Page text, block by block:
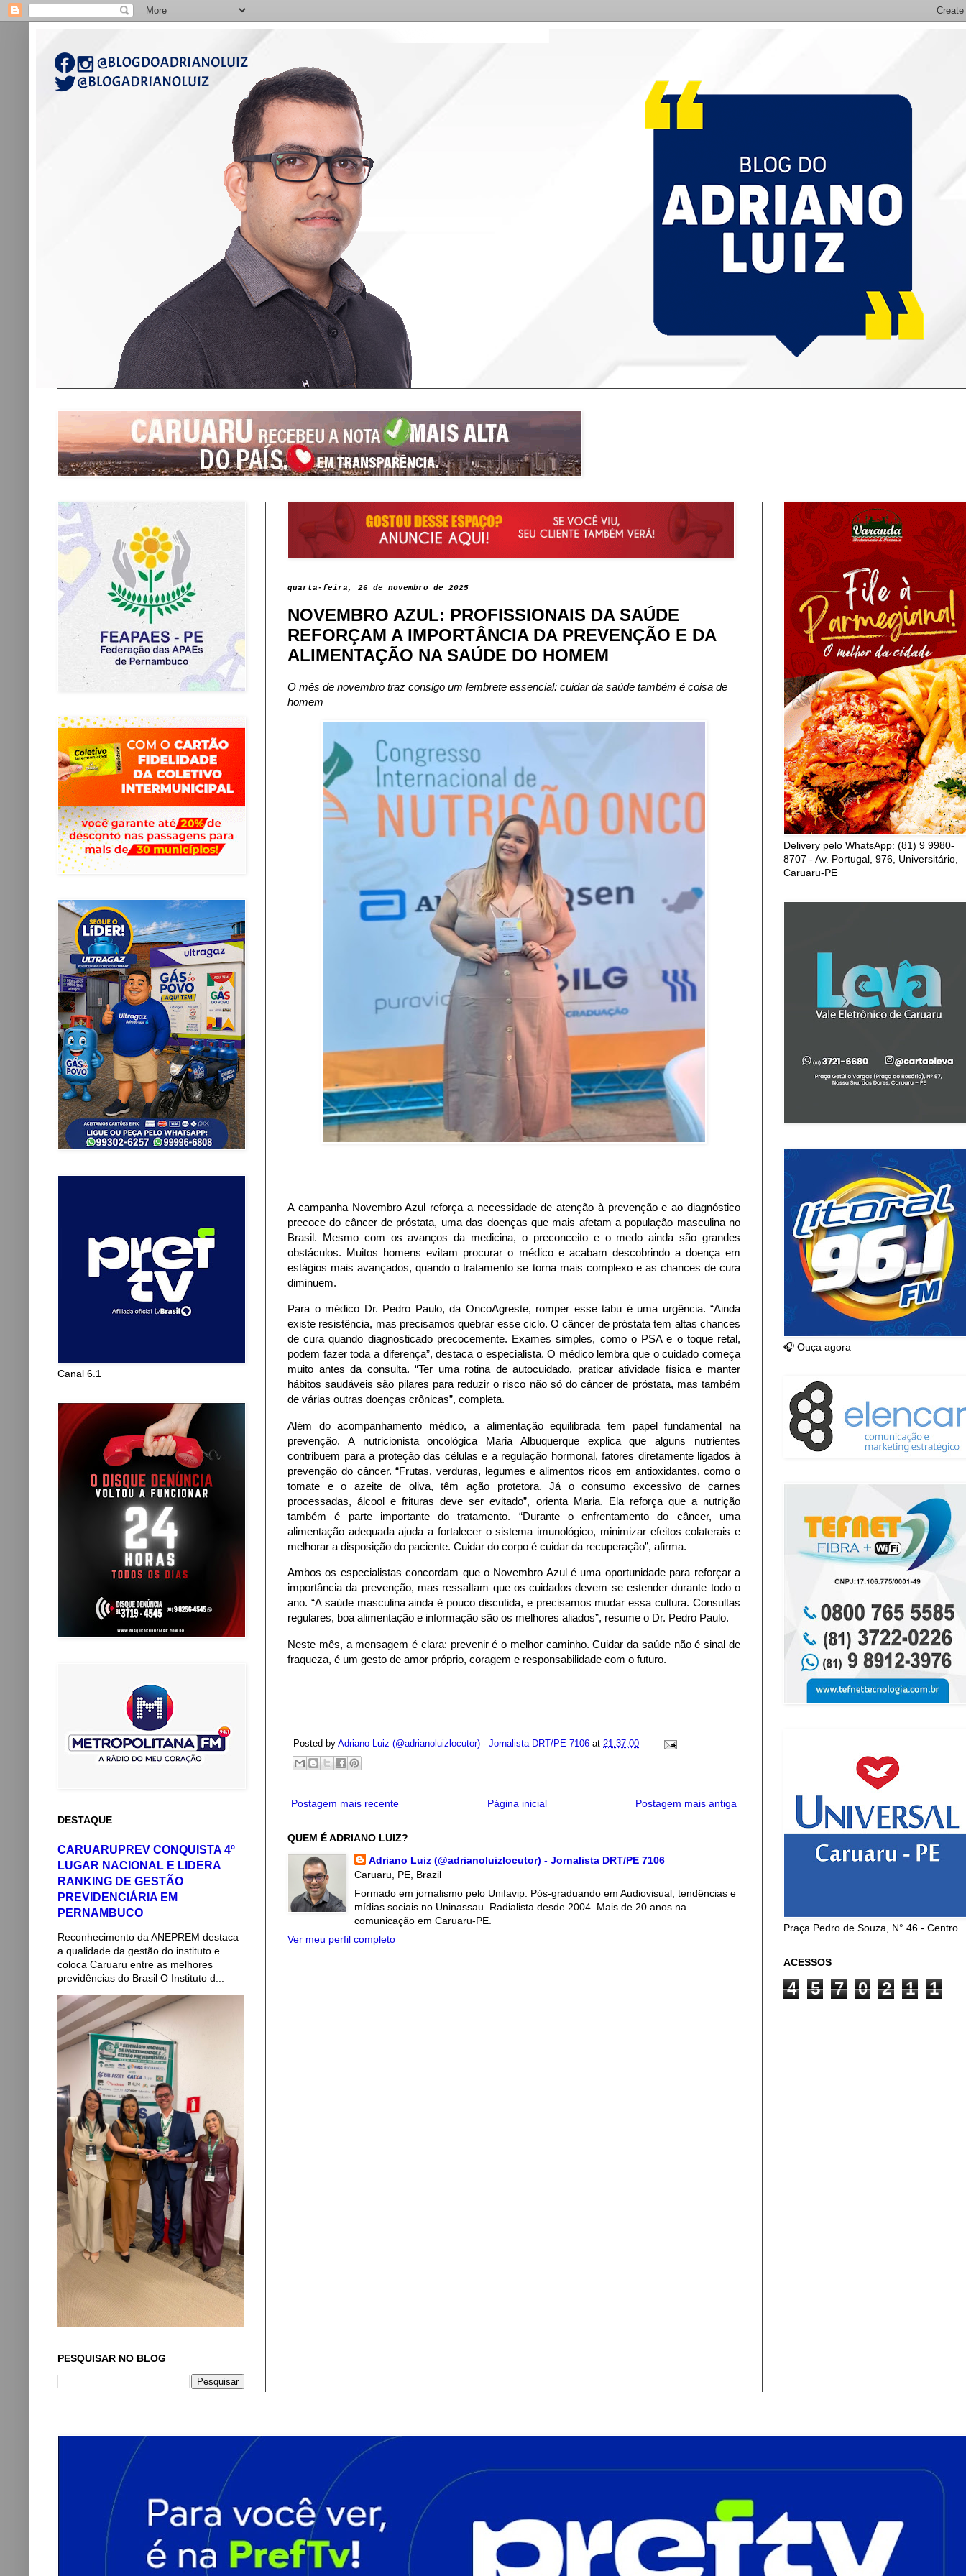
quarta-feira, 26 de novembro de 2025
NOVEMBRO AZUL: PROFISSIONAIS DA SAÚDE
REFORÇAM A IMPORTÂNCIA DA PREVENÇÃO E DA
ALIMENTAÇÃO NA SAÚDE DO HOMEM
O mês de novembro traz consigo um lembrete essencial: cuidar da saúde também é coisa de
homem
A campanha Novembro Azul reforça a necessidade de atenção à prevenção e ao diagnóstico
precoce do câncer de próstata, uma das doenças que mais afetam a população masculina no
Brasil. Mesmo com os avanços da medicina, o preconceito e o medo ainda são grandes
obstáculos. Muitos homens evitam procurar o médico e acabam descobrindo a doença em
estágios mais avançados, quando o tratamento se torna mais complexo e as chances de cura
diminuem.
Para o médico Dr. Pedro Paulo, da OncoAgreste, romper esse tabu é uma urgência. “Ainda
existe resistência, mas precisamos quebrar esse ciclo. O câncer de próstata tem altas chances
de cura quando diagnosticado precocemente. Exames simples, como o PSA e o toque retal,
podem fazer toda a diferença”, destaca o especialista. O médico lembra que o cuidado começa
muito antes da consulta. “Ter uma rotina de autocuidado, praticar atividade física e manter
hábitos saudáveis são pilares para reduzir o risco não só do câncer de próstata, mas também
de várias outras doenças crônicas”, completa.
Além do acompanhamento médico, a alimentação equilibrada tem papel fundamental na
prevenção. A nutricionista oncológica Maria Albuquerque explica que alguns nutrientes
contribuem para a proteção das células e a regulação hormonal, fatores diretamente ligados à
prevenção do câncer. “Frutas, verduras, legumes e alimentos ricos em antioxidantes, como o
tomate e o azeite de oliva, têm ação protetora. Já o consumo excessivo de carnes
processadas, álcool e frituras deve ser evitado”, orienta Maria. Ela reforça que a nutrição
também é parte importante do tratamento. “Durante o enfrentamento do câncer, uma
alimentação adequada ajuda a fortalecer o sistema imunológico, minimizar efeitos colaterais e
melhorar a disposição do paciente. Cuidar do corpo é cuidar da recuperação”, afirma.
Ambos os especialistas concordam que o Novembro Azul é uma oportunidade para reforçar a
importância da prevenção, mas ressaltam que os cuidados devem se estender durante todo o
ano. “A saúde masculina ainda é pouco discutida, e precisamos mudar essa cultura. Consultas
regulares, boa alimentação e informação são os melhores aliados”, resume o Dr. Pedro Paulo.
Neste mês, a mensagem é clara: prevenir é o melhor caminho. Cuidar da saúde não é sinal de
fraqueza, é um gesto de amor próprio, coragem e responsabilidade com o futuro.
Posted by Adriano Luiz (@adrianoluizlocutor) - Jornalista DRT/PE 7106 at 21:37:00
Postagem mais recente Postagem mais antiga
Página inicial
QUEM É ADRIANO LUIZ?
Adriano Luiz (@adrianoluizlocutor) - Jornalista DRT/PE 7106
Caruaru, PE, Brazil
Formado em jornalismo pelo Unifavip. Pós-graduando em Audiovisual, tendências e
mídias sociais no Uninassau. Radialista desde 2004. Mais de 20 anos na
comunicação em Caruaru-PE.
Ver meu perfil completo
Canal 6.1
DESTAQUE
CARUARUPREV CONQUISTA 4º
LUGAR NACIONAL E LIDERA
RANKING DE GESTÃO
PREVIDENCIÁRIA EM
PERNAMBUCO
Reconhecimento da ANEPREM destaca
a qualidade da gestão do instituto e
coloca Caruaru entre as melhores
previdências do Brasil O Instituto d...
PESQUISAR NO BLOG
Delivery pelo WhatsApp: (81) 9 9980-
8707 - Av. Portugal, 976, Universitário,
Caruaru-PE
🎧 Ouça agora
Praça Pedro de Souza, N° 46 - Centro
ACESSOS
4 5 7 0 2 1 1